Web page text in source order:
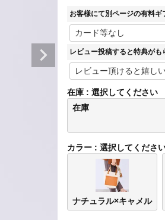
お客様にて別ページの有料
レビュー投稿すると特典が
在庫
選択してください
在庫
カラー 選択してくださ
ナチュラル×キャメル